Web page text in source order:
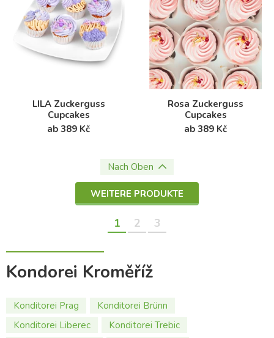
LILA Zuckerguss
Cupcakes
ab 389 Kč
Rosa Zuckerguss
Cupcakes
ab 389 Kč
Nach Oben
WEITERE PRODUKTE
1 2 3
Kondorei Kroměříž
Konditorei Prag
Konditorei Brünn
Konditorei Liberec
Konditorei Trebic